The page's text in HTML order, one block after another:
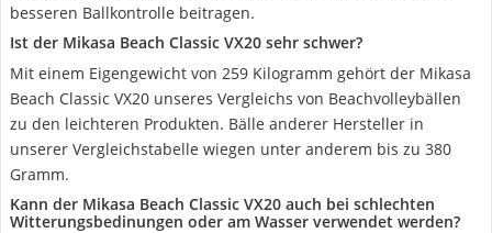
besseren Ballkontrolle beitragen.
Ist der Mikasa Beach Classic VX20 sehr schwer?
Mit einem Eigengewicht von 259 Kilogramm gehört der Mikasa
Beach Classic VX20 unseres Vergleichs von Beachvolleybällen
zu den leichteren Produkten. Bälle anderer Hersteller in
unserer Vergleichstabelle wiegen unter anderem bis zu 380
Gramm.
Kann der Mikasa Beach Classic VX20 auch bei schlechten
Witterungsbedinungen oder am Wasser verwendet werden?